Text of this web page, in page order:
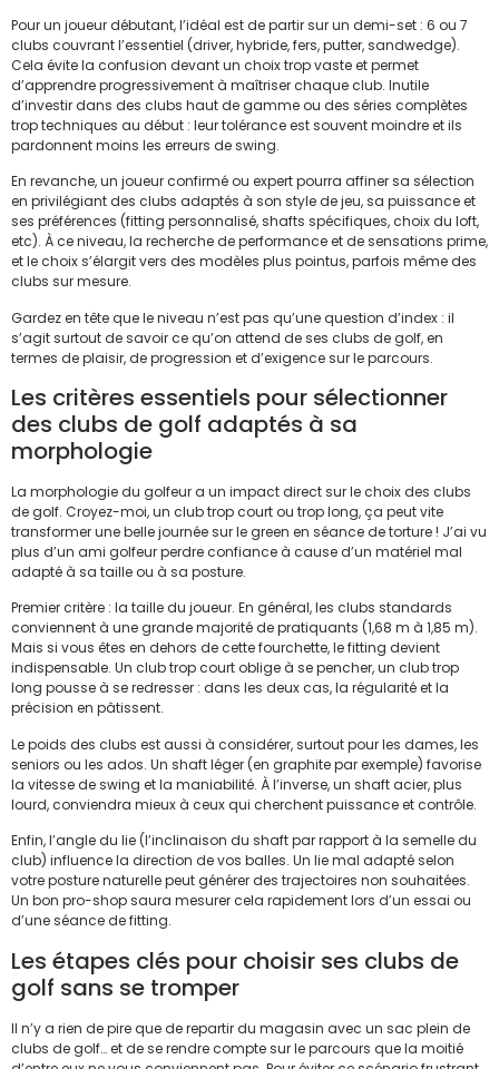
Pour un joueur débutant, l’idéal est de partir sur un demi-set : 6 ou 7
clubs couvrant l’essentiel (driver, hybride, fers, putter, sandwedge).
Cela évite la confusion devant un choix trop vaste et permet
d’apprendre progressivement à maîtriser chaque club. Inutile
d’investir dans des clubs haut de gamme ou des séries complètes
trop techniques au début : leur tolérance est souvent moindre et ils
pardonnent moins les erreurs de swing.
En revanche, un joueur confirmé ou expert pourra affiner sa sélection
en privilégiant des clubs adaptés à son style de jeu, sa puissance et
ses préférences (fitting personnalisé, shafts spécifiques, choix du loft,
etc). À ce niveau, la recherche de performance et de sensations prime,
et le choix s’élargit vers des modèles plus pointus, parfois même des
clubs sur mesure.
Gardez en tête que le niveau n’est pas qu’une question d’index : il
s’agit surtout de savoir ce qu’on attend de ses clubs de golf, en
termes de plaisir, de progression et d’exigence sur le parcours.
Les critères essentiels pour sélectionner
des clubs de golf adaptés à sa
morphologie
La morphologie du golfeur a un impact direct sur le choix des clubs
de golf. Croyez-moi, un club trop court ou trop long, ça peut vite
transformer une belle journée sur le green en séance de torture ! J’ai vu
plus d’un ami golfeur perdre confiance à cause d’un matériel mal
adapté à sa taille ou à sa posture.
Premier critère : la taille du joueur. En général, les clubs standards
conviennent à une grande majorité de pratiquants (1,68 m à 1,85 m).
Mais si vous êtes en dehors de cette fourchette, le fitting devient
indispensable. Un club trop court oblige à se pencher, un club trop
long pousse à se redresser : dans les deux cas, la régularité et la
précision en pâtissent.
Le poids des clubs est aussi à considérer, surtout pour les dames, les
seniors ou les ados. Un shaft léger (en graphite par exemple) favorise
la vitesse de swing et la maniabilité. À l’inverse, un shaft acier, plus
lourd, conviendra mieux à ceux qui cherchent puissance et contrôle.
Enfin, l’angle du lie (l’inclinaison du shaft par rapport à la semelle du
club) influence la direction de vos balles. Un lie mal adapté selon
votre posture naturelle peut générer des trajectoires non souhaitées.
Un bon pro-shop saura mesurer cela rapidement lors d’un essai ou
d’une séance de fitting.
Les étapes clés pour choisir ses clubs de
golf sans se tromper
Il n’y a rien de pire que de repartir du magasin avec un sac plein de
clubs de golf… et de se rendre compte sur le parcours que la moitié